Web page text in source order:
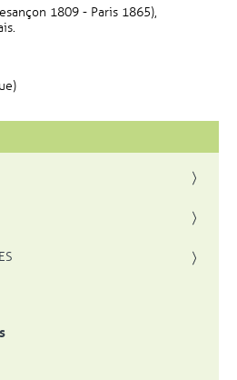
1809 - Paris 1865),